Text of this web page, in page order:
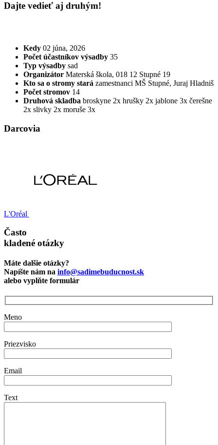
Dajte vedieť aj druhým!
Kedy 02 júna, 2026
Počet účastníkov výsadby 35
Typ výsadby sad
Organizátor Materská škola, 018 12 Stupné 19
Kto sa o stromy stará zamestnanci MŠ Stupné, Juraj Hladniš
Počet stromov 14
Druhová skladba broskyne 2x hrušky 2x jablone 3x čerešne
2x slivky 2x moruše 3x
Darcovia
L'Oréal
Často
kladené otázky
Máte dalšie otázky?
Napíšte nám na info@sadimebuducnost.sk
alebo vyplňte formulár
Meno
Priezvisko
Email
Text